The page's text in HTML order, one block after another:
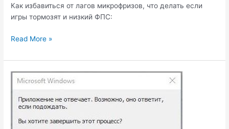
Как избавиться от лагов микрофризов, что делать если
игры тормозят и низкий ФПС:
Как
FPS
в
играх?
Read More »